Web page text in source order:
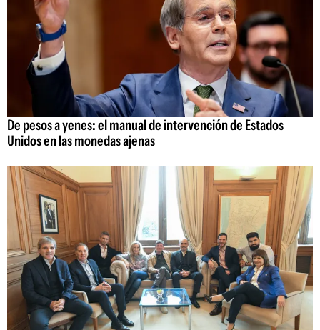
De pesos a yenes: el manual de intervención de Estados
Unidos en las monedas ajenas